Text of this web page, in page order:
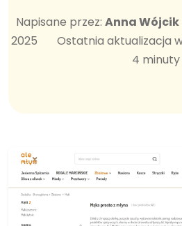
Napisane przez: Anna Wójcik
2025
Ostatnia aktualizacja
4 minuty